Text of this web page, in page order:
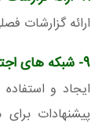
ارائه گزارشات
9- شبکه های اجتماعی
ایجاد و
پیشنهادات